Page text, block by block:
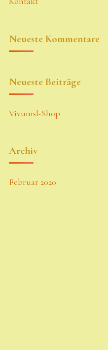
Neueste Kommentare
Neueste Beiträge
Vivumsl-Shop
Archiv
Februar 2020